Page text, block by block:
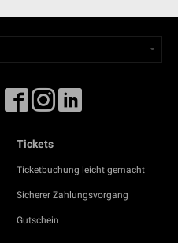
Tickets
Ticketbuchung leicht gemacht
Sicherer Zahlungsvorgang
Gutschein